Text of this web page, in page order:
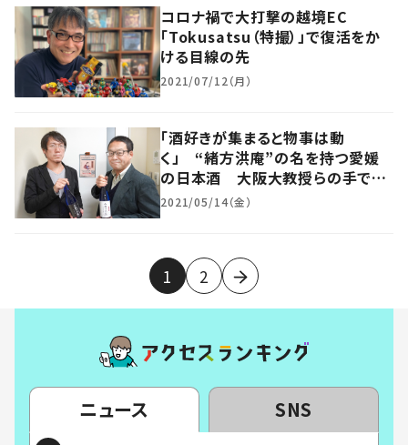
コロナ禍で大打撃の越境EC
「Tokusatsu（特撮）」で復活をか
ける目線の先
2021/07/12（月）
「酒好きが集まると物事は動
く」 “緒方洪庵”の名を持つ愛媛
の日本酒 大阪大教授らの手で新
生
2021/05/14（金）
1 2
ニュース SNS